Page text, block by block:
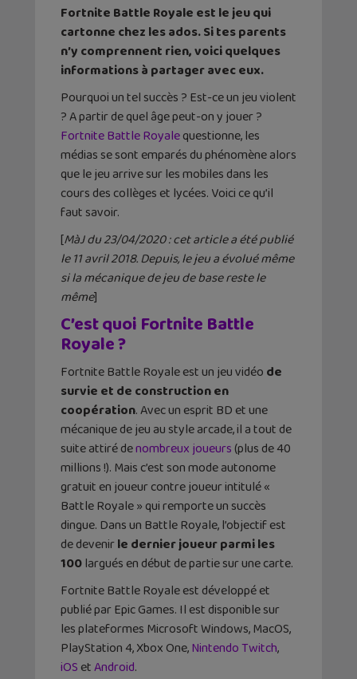
Fortnite Battle Royale est le jeu qui
cartonne chez les ados. Si tes parents
n’y comprennent rien, voici quelques
informations à partager avec eux.
Pourquoi un tel succès ? Est-ce un jeu violent
? A partir de quel âge peut-on y jouer ?
Fortnite Battle Royalequestionne, les
médias se sont emparés du phénomène alors
que le jeu arrive sur les mobiles dans les
cours des collèges et lycées. Voici ce qu’il
faut savoir.
[MàJ du 23/04/2020 : cet article a été publié
le 11 avril 2018. Depuis, le jeu a évolué même
si la mécanique de jeu de base reste le
même]
C’est quoi Fortnite Battle
Royale ?
Fortnite Battle Royale est un jeu vidéo de
survie et de construction en
coopération. Avec un esprit BD et une
mécanique de jeu au style arcade, il a tout de
suite attiré denombreux joueurs(plus de 40
millions !). Mais c’est son mode autonome
gratuit en joueur contre joueur intitulé «
Battle Royale » qui remporte un succès
dingue. Dans un Battle Royale, l’objectif est
de devenirle dernier joueur parmi les
100largués en début de partie sur une carte.
Fortnite Battle Royale est développé et
publié par Epic Games. Il est disponible sur
les plateformes Microsoft Windows, MacOS,
PlayStation 4, Xbox One,Nintendo Twitch,
iOS etAndroid.